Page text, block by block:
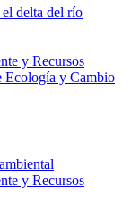
delta del río
y Recursos
Ecología y Cambio
y Recursos